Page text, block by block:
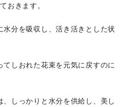
おきます。
水分を吸収し、活き活きとした状
てしおれた花束を元気に戻すのに
しっかりと水分を供給し、美し